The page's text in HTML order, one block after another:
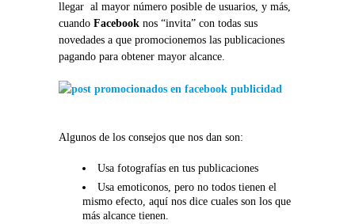
llegar al mayor número posible de usuarios, y más,
cuando Facebook nos “invita” con todas sus
novedades a que promocionemos las publicaciones
pagando para obtener mayor alcance.
Algunos de los consejos que nos dan son:
Usa fotografías en tus publicaciones
Usa emoticonos, pero no todos tienen el
mismo efecto, aquí nos dice cuales son los que
más alcance tienen.